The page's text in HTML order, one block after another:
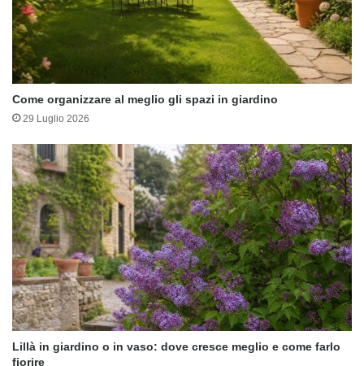
Come organizzare al meglio gli spazi in giardino
29 Luglio 2026
Lillà in giardino o in vaso: dove cresce meglio e come farlo
fiorire